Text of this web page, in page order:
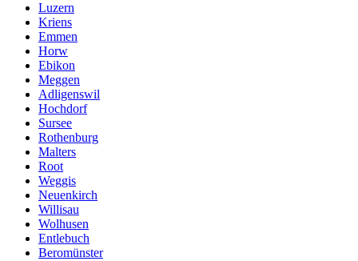
Luzern
Kriens
Emmen
Horw
Ebikon
Meggen
Adligenswil
Hochdorf
Sursee
Rothenburg
Malters
Root
Weggis
Neuenkirch
Willisau
Wolhusen
Entlebuch
Beromünster